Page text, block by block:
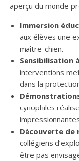
aperçu du monde
Immersion
aux élèves une
maître-chien.
Sensibilisation
interventions
dans la
cynophiles
Découverte de
collégiens
être pas